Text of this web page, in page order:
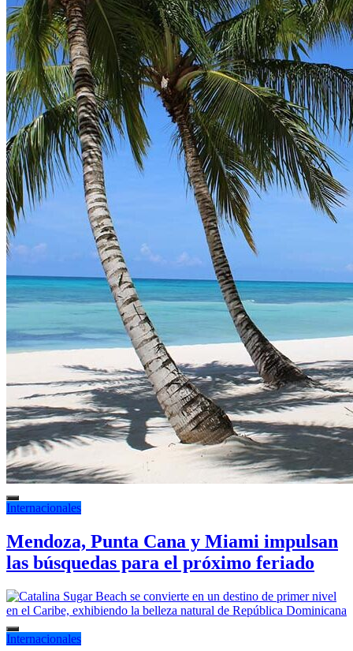
Internacionales
Mendoza, Punta Cana y Miami impulsan
las búsquedas para el próximo feriado
Internacionales